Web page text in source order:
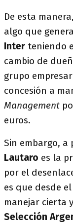
De esta
algo que
Inter teniendo
cambio de
grupo
concesión a
Management
euros.
Sin embargo, a
Lautaro es la
por el
es que desde
manejar cierta
Selección